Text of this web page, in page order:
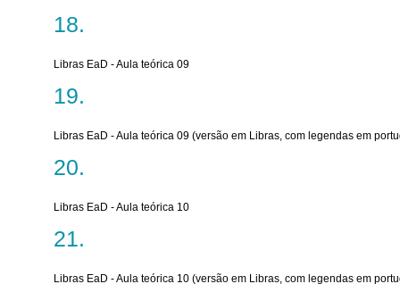
Libras EaD - Aula teórica 09
Libras EaD - Aula teórica 09 (versão em Libras, com legendas em
Libras EaD - Aula teórica 10
Libras EaD - Aula teórica 10 (versão em Libras, com legendas em